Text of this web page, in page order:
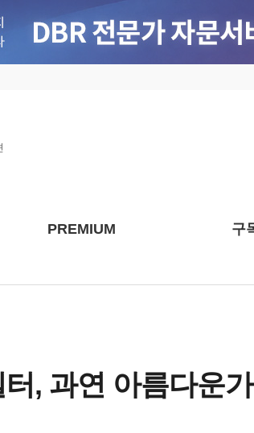
PREMIUM 구
, 과연 아름다운가